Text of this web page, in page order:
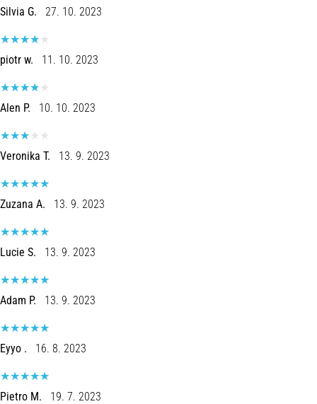
Silvia G. 27. 10. 2023
piotr w. 11. 10. 2023
Alen P. 10. 10. 2023
Veronika T. 13. 9. 2023
Zuzana A. 13. 9. 2023
Lucie S. 13. 9. 2023
Adam P. 13. 9. 2023
Eyyo . 16. 8. 2023
Pietro M. 19. 7. 2023